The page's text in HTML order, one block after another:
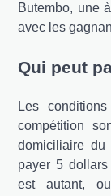
Butembo, une
avec les
Qui peut
Les
compétition
domiciliaire
payer 5
est autant,